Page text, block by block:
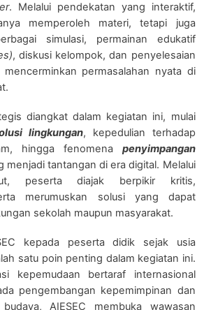
. Melalui pendekatan yang interaktif,
memperoleh materi, tetapi juga
simulasi, permainan edukatif
, diskusi kelompok, dan penyelesaian
permasalahan nyata di
diangkat dalam kegiatan ini, mulai
lingkungan, kepedulian terhadap
hingga fenomena penyimpangan
menjadi tantangan di era digital. Melalui
peserta diajak berpikir kritis,
merumuskan solusi yang dapat
sekolah maupun masyarakat.
kepada peserta didik sejak usia
satu poin penting dalam kegiatan ini.
kepemudaan bertaraf internasional
pengembangan kepemimpinan dan
AIESEC membuka wawasan